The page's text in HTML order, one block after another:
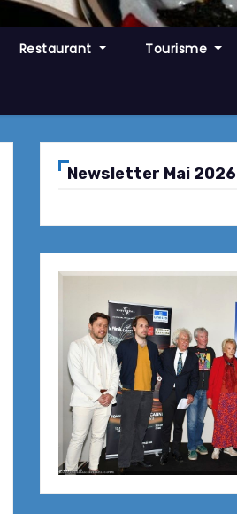
Restaurant Tourisme
Newsletter Mai 2026